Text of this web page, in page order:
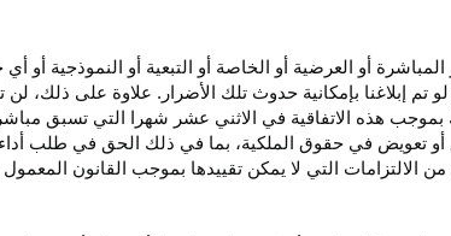
المباشرة أو العرضية أو الخاصة أو التبعية أو النموذجية أو
تم إبلاغنا بإمكانية حدوث تلك الأضرار. علاوة على ذلك، لن
هذه الاتفاقية في الاثني عشر شهرا التي تسبق
تعويض في حقوق الملكية، بما في ذلك الحق في طلب
التي لا يمكن تقييدها بموجب القانون المعمول